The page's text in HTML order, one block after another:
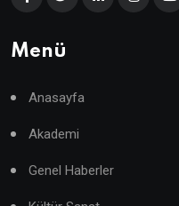
Menü
Anasayfa
Akademi
Genel Haberler